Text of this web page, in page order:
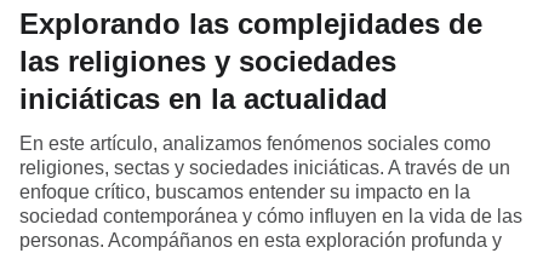
Explorando las complejidades de
las religiones y sociedades
iniciáticas en la actualidad
En este artículo, analizamos fenómenos sociales como
religiones, sectas y sociedades iniciáticas. A través de un
enfoque crítico, buscamos entender su impacto en la
sociedad contemporánea y cómo influyen en la vida de las
personas. Acompáñanos en esta exploración profunda y